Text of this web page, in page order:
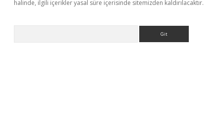
halinde, ilgili içerikler yasal süre içerisinde sitemizden kaldırılacaktır.